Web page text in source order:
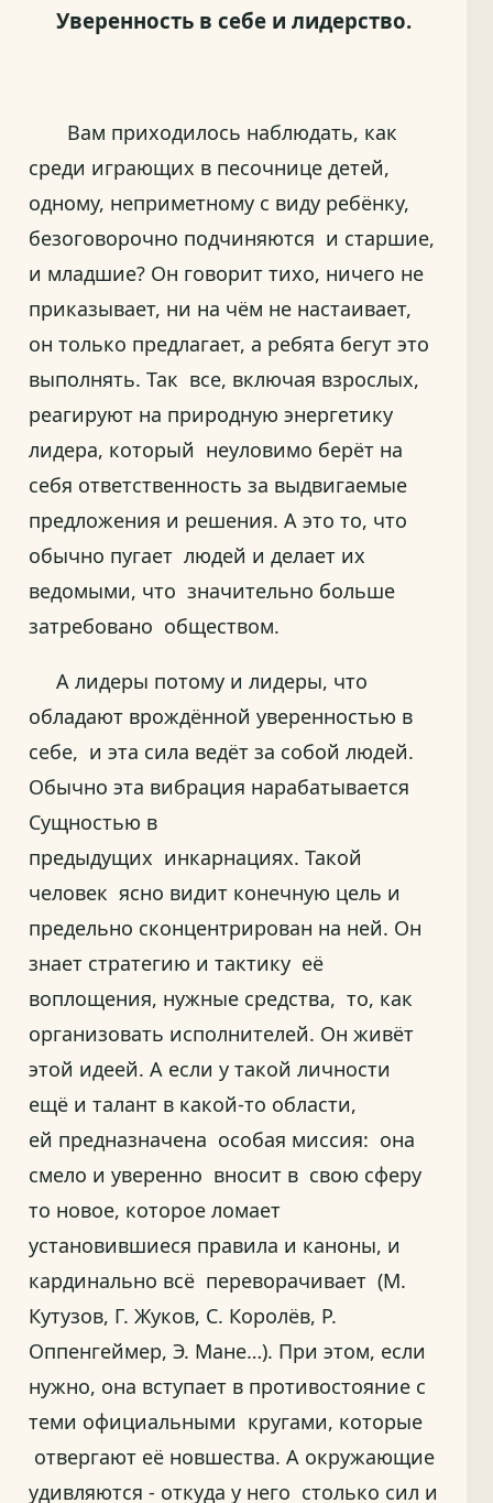
Уверенность в себе и лидерство.
Вам приходилось наблюдать, как
среди играющих в песочнице детей,
одному, неприметному с виду ребёнку,
безоговорочно подчиняются и старшие,
и младшие? Он говорит тихо, ничего не
приказывает, ни на чём не настаивает,
он только предлагает, а ребята бегут это
выполнять. Так все, включая взрослых,
реагируют на природную энергетику
лидера, который неуловимо берёт на
себя ответственность за выдвигаемые
предложения и решения. А это то, что
обычно пугает людей и делает их
ведомыми, что значительно больше
затребовано обществом.
А лидеры потому и лидеры, что
обладают врождённой уверенностью в
себе, и эта сила ведёт за собой людей.
Обычно эта вибрация нарабатывается
Сущностью в
предыдущих инкарнациях. Такой
человек ясно видит конечную цель и
предельно сконцентрирован на ней. Он
знает стратегию и тактику её
воплощения, нужные средства, то, как
организовать исполнителей. Он живёт
этой идеей. А если у такой личности
ещё и талант в какой-то области,
ей предназначена особая миссия: она
смело и уверенно вносит в свою сферу
то новое, которое ломает
установившиеся правила и каноны, и
кардинально всё переворачивает (М.
Кутузов, Г. Жуков, С. Королёв, Р.
Оппенгеймер, Э. Мане…). При этом, если
нужно, она вступает в противостояние с
теми официальными кругами, которые
отвергают её новшества. А окружающие
удивляются - откуда у него столько сил и